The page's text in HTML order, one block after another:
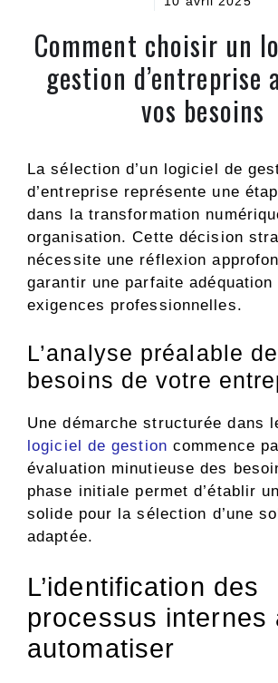
Comment choisir un
gestion d’entreprise
vos besoins
La sélection d’un logiciel de
d’entreprise représente une
dans la transformation
organisation. Cette décision
nécessite une réflexion
garantir une parfaite adéquation
exigences professionnelles.
L’analyse préalable
besoins de votre
Une démarche structurée dans
logiciel de gestion commence
évaluation minutieuse des
phase initiale permet d’établir
solide pour la sélection d’une
adaptée.
L’identification des
processus internes
automatiser